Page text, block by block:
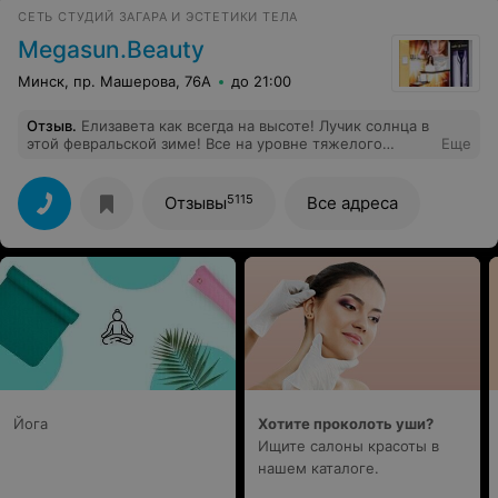
СЕТЬ СТУДИЙ ЗАГАРА И ЭСТЕТИКИ ТЕЛА
Megasun.Beauty
Минск, пр. Машерова, 76А до 21:00
Отзыв. Елизавета как всегда на высоте! Лучик солнца в
этой февральской зиме! Все на уровне тяжелого
Еще
Отзывы5115 Все адреса
Йога
Хотите проколоть уши?
Ищите салоны красоты в
нашем каталоге.